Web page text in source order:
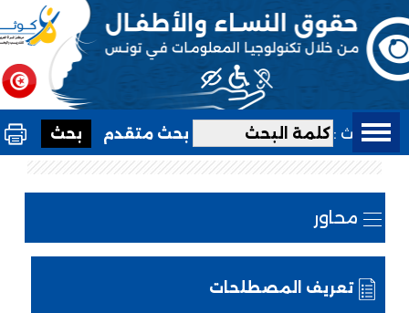
بحث : بحث متقدم
محاور
تعريف المصطلحات